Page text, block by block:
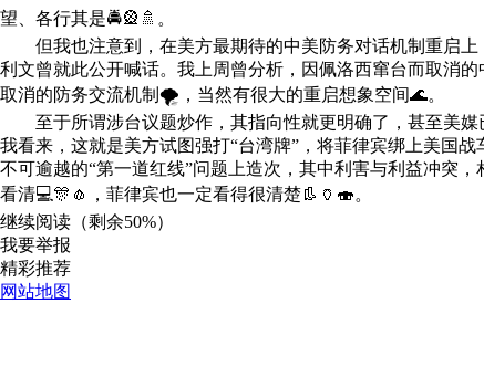
望、各行其是🚔🎡🚿。
但我也注意到，在美方最期待的中美防务对话机制重启上
利文曾就此公开喊话。我上周曾分析，因佩洛西窜台而取消
取消的防务交流机制🌪，当然有很大的重启想象空间🌊。
至于所谓涉台议题炒作，其指向性就更明确了，甚至美媒
我看来，这就是美方试图强打“台湾牌”，将菲律宾绑上美国
不可逾越的“第一道红线”问题上造次，其中利害与利益冲突
看清💻🎊🧄，菲律宾也一定看得很清楚👢🏺🍣。
继续阅读（剩余50%）
我要举报
精彩推荐
网站地图